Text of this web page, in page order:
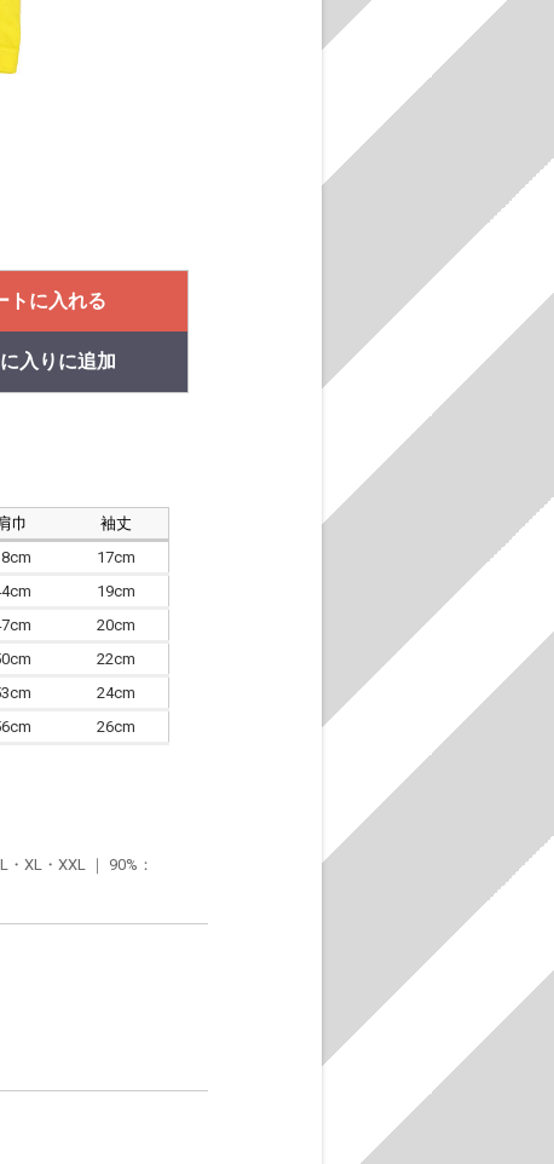
トに入れる
入りに追加
巾
袖丈
17cm
19cm
20cm
22cm
24cm
26cm
XL・XXL ｜ 90%：